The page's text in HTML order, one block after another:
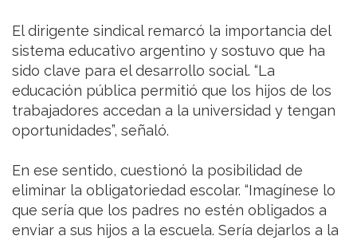
El dirigente sindical remarcó la importancia del
sistema educativo argentino y sostuvo que ha
sido clave para el desarrollo social. “La
educación pública permitió que los hijos de los
trabajadores accedan a la universidad y tengan
oportunidades”, señaló.
En ese sentido, cuestionó la posibilidad de
eliminar la obligatoriedad escolar. “Imagínese lo
que sería que los padres no estén obligados a
enviar a sus hijos a la escuela. Sería dejarlos a la